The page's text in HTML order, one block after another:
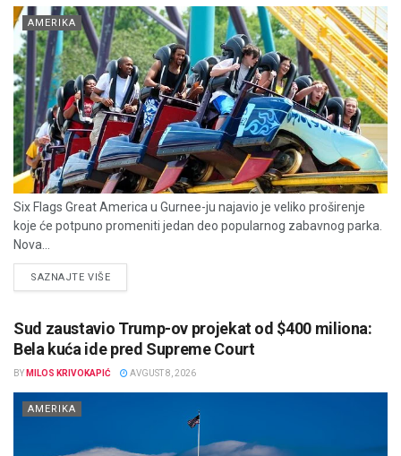
AMERIKA
Six Flags Great America u Gurnee-ju najavio je veliko proširenje
koje će potpuno promeniti jedan deo popularnog zabavnog parka.
Nova...
SAZNAJTE VIŠEDETAILS
Sud zaustavio Trump-ov projekat od $400 miliona:
Bela kuća ide pred Supreme Court
BY MILOS KRIVOKAPIĆ AVGUST 8, 2026
AMERIKA